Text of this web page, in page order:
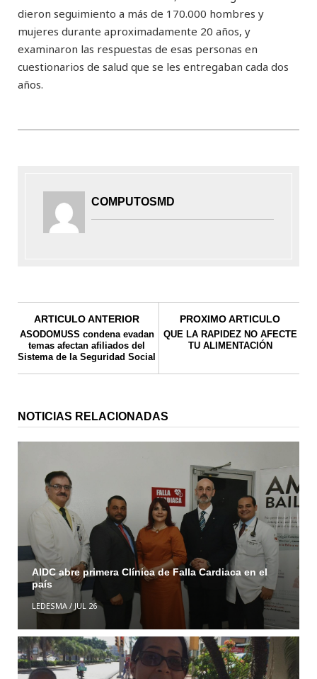
dieron seguimiento a más de 170.000 hombres y
mujeres durante aproximadamente 20 años, y
examinaron las respuestas de esas personas en
cuestionarios de salud que se les entregaban cada dos
años.
COMPUTOSMD
ARTICULO ANTERIOR
ASODOMUSS condena evadan
temas afectan afiliados del
Sistema de la Seguridad Social
PROXIMO ARTICULO
QUE LA RAPIDEZ NO AFECTE
TU ALIMENTACIÓN
NOTICIAS RELACIONADAS
AIDC abre primera Clínica de Falla Cardiaca en el
país
LEDESMA/ JUL 26